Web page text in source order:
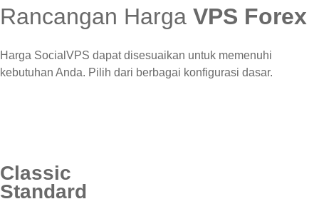
Rancangan Harga VPS Forex
Harga SocialVPS dapat disesuaikan untuk memenuhi
kebutuhan Anda. Pilih dari berbagai konfigurasi dasar.
Classic
Standard